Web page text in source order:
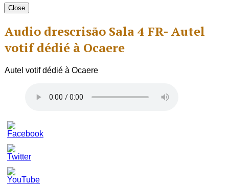
Close
Audio drescrisão Sala 4 FR- Autel
votif dédié à Ocaere
Autel votif dédié à Ocaere